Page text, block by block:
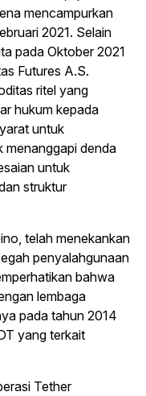
mencampurkan
2021. Selain
pada Oktober 2021
Futures A.S.
ritel yang
hukum kepada
untuk
menanggapi denda
untuk
struktur
telah menekankan
penyalahgunaan
bahwa
lembaga
pada tahun 2014
yang terkait
Tether